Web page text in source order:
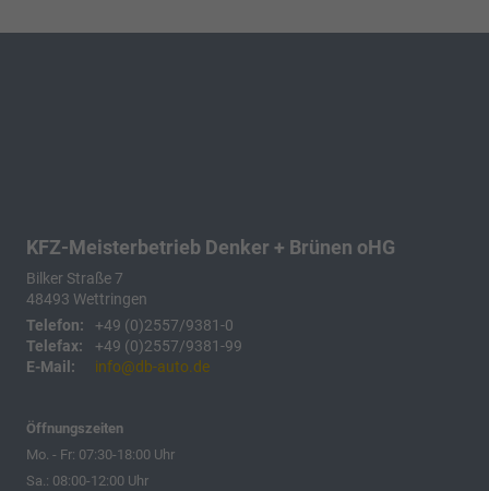
KFZ-Meisterbetrieb Denker + Brünen oHG
Bilker Straße 7
48493 Wettringen
Telefon:
+49 (0)2557/9381-0
Telefax:
+49 (0)2557/9381-99
E-Mail:
info@db-auto.de
Öffnungszeiten
Mo. - Fr: 07:30-18:00 Uhr
Sa.: 08:00-12:00 Uhr